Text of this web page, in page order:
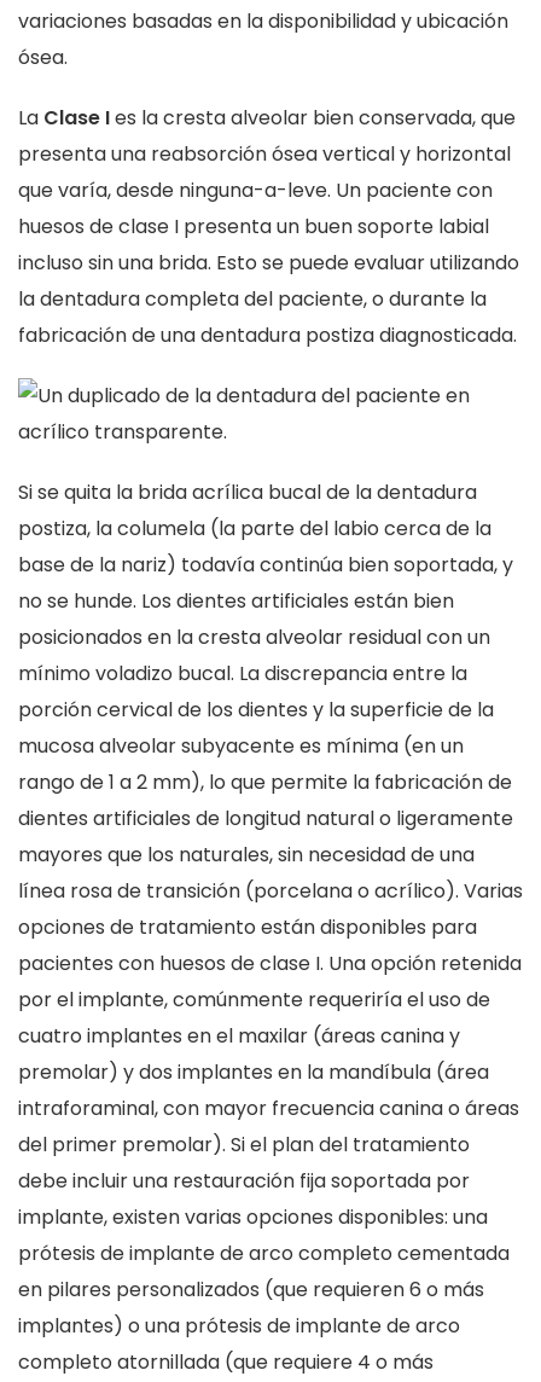
variaciones basadas en la disponibilidad y ubicación
ósea.
La Clase Ies la cresta alveolar bien conservada, que
presenta una reabsorción ósea vertical y horizontal
que varía, desde ninguna-a-leve. Un paciente con
huesos de clase I presenta un buen soporte labial
incluso sin una brida. Esto se puede evaluar utilizando
la dentadura completa del paciente, o durante la
fabricación de una dentadura postiza diagnosticada.
Si se quita la brida acrílica bucal de la dentadura
postiza, la columela (la parte del labio cerca de la
base de la nariz) todavía continúa bien soportada, y
no se hunde. Los dientes artificiales están bien
posicionados en la cresta alveolar residual con un
mínimo voladizo bucal. La discrepancia entre la
porción cervical de los dientes y la superficie de la
mucosa alveolar subyacente es mínima (en un
rango de 1 a 2 mm), lo que permite la fabricación de
dientes artificiales de longitud natural o ligeramente
mayores que los naturales, sin necesidad de una
línea rosa de transición (porcelana o acrílico). Varias
opciones de tratamiento están disponibles para
pacientes con huesos de clase I. Una opción retenida
por el implante, comúnmente requeriría el uso de
cuatro implantes en el maxilar (áreas canina y
premolar) y dos implantes en la mandíbula (área
intraforaminal, con mayor frecuencia canina o áreas
del primer premolar). Si el plan del tratamiento
debe incluir una restauración fija soportada por
implante, existen varias opciones disponibles: una
prótesis de implante de arco completo cementada
en pilares personalizados (que requieren 6 o más
implantes) o una prótesis de implante de arco
completo atornillada (que requiere 4 o más